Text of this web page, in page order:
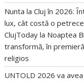
Nunta la Cluj în 2026:
lux, cât costă o
ClujToday la Noaptea
transformă, în
religios
UNTOLD 2026 va